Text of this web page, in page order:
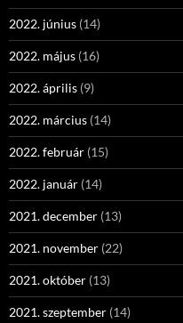
2022. június (14)
2022. május (16)
2022. április (9)
2022. március (14)
2022. február (15)
2022. január (14)
2021. december (13)
2021. november (22)
2021. október (13)
2021. szeptember (14)